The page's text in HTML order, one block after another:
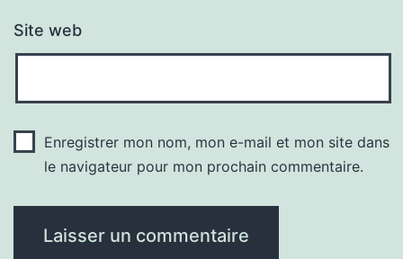
Site web
Enregistrer mon nom, mon e-mail et mon site dans
le navigateur pour mon prochain commentaire.